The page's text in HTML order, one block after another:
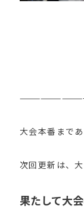
大会本番まで
次回更新は、
果たして大